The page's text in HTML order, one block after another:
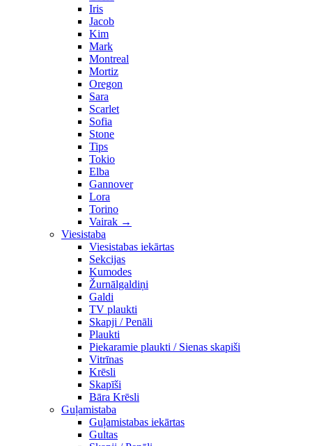
Iris
Jacob
Kim
Mark
Montreal
Mortiz
Oregon
Sara
Scarlet
Sofia
Stone
Tips
Tokio
Elba
Gannover
Lora
Torino
Vairak →
Viesistaba
Viesistabas iekārtas
Sekcijas
Kumodes
Žurnālgaldiņi
Galdi
TV plaukti
Skapji / Penāli
Plaukti
Piekaramie plaukti / Sienas skapiši
Vitrīnas
Krēsli
Skapīši
Bāra Krēsli
Guļamistaba
Guļamistabas iekārtas
Gultas